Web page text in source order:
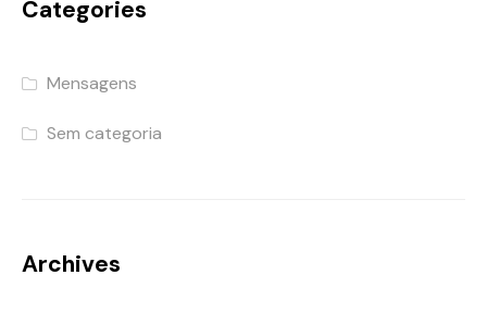
Categories
Mensagens
Sem categoria
Archives